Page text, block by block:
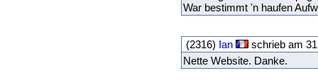
War bestimmt 'n haufen
(2316) Ian
schrieb am
Nette Website. Danke.